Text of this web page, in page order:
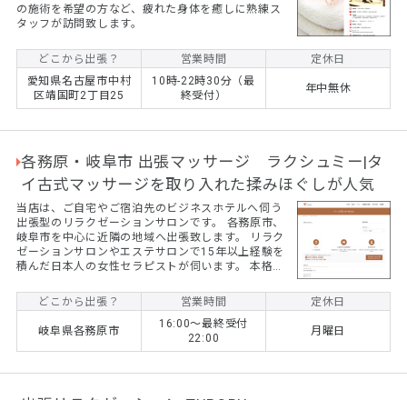
の施術を希望の方など、疲れた身体を癒しに熟練ス
タッフが訪問致します。
どこから出張？ 営業時間
定休日
愛知県名古屋市中村
区靖国町2丁目25
10時-22時30分（最
終受付）
年中無休
各務原・岐阜市 出張マッサージ ラクシュミー|タ
イ古式マッサージを取り入れた揉みほぐしが人気
当店は、ご自宅やご宿泊先のビジネスホテルへ伺う
出張型のリラクゼーションサロンです。 各務原市、
岐阜市を中心に近隣の地域へ出張致します。 リラク
ゼーションサロンやエステサロンで15年以上経験を
積んだ日本人の女性セラピストが伺います。 本格的
足ツボ、頭皮マッサージが可能です。 男性、女性と
もにご利用いただけます。小さなお子様がいると言
う場合もご利用OKです。 頑張っている自分へのご
褒美、体のメンテナンスとしてのご利用など疲れを
感じたら、お気軽にお問い合わせください。
どこから出張？ 営業時間 定休日
岐阜県各務原市
16:00～最終受付
22:00
月曜日